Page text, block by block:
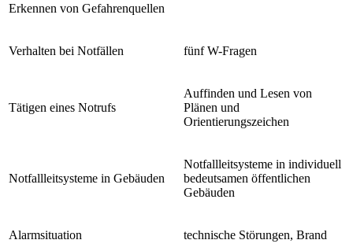
Erkennen von Gefahrenquellen
Verhalten bei Notfällen fünf W-Fragen
Tätigen eines Notrufs
Auffinden und Lesen von
Plänen und
Orientierungszeichen
Notfallleitsysteme in Gebäuden
Notfallleitsysteme in individuell
bedeutsamen öffentlichen
Gebäuden
Alarmsituation technische Störungen, Brand